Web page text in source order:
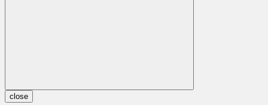
close